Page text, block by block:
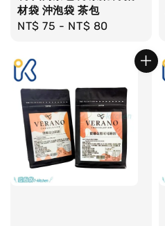
材袋 沖泡袋 茶包
Regular
NT$ 75 - NT$ 80